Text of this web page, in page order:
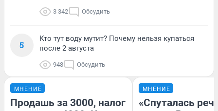
3 342 Обсудить
5
Кто тут воду мутит? Почему нельзя купаться
после 2 августа
948 Обсудить
МНЕНИЕ
Продашь за 3000, налог
МНЕНИЕ
«Спуталась